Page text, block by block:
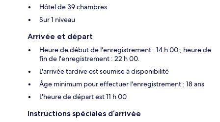
Hôtel de 39 chambres
Sur 1 niveau
Arrivée et départ
Heure de début de l'enregistrement : 14 h 00 ; heure de
fin de l'enregistrement : 22 h 00.
L'arrivée tardive est soumise à disponibilité
Âge minimum pour effectuer l'enregistrement : 18 ans
L'heure de départ est 11 h 00
Instructions spéciales d’arrivée